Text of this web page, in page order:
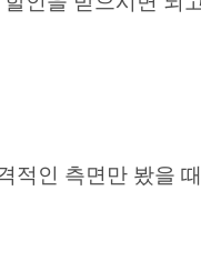
적인 측면만 봤을